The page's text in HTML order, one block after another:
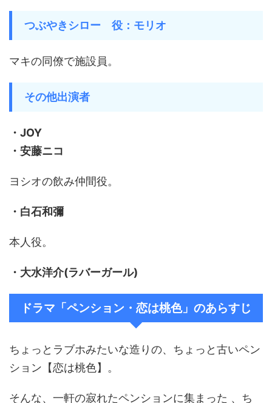
つぶやきシロー 役：モリオ
マキの同僚で施設員。
その他出演者
・JOY
・安藤ニコ
ヨシオの飲み仲間役。
・白石和彌
本人役。
・大水洋介(ラバーガール)
ドラマ「ペンション・恋は桃色」のあらすじ
ちょっとラブホみたいな造りの、ちょっと古いペン
ション【恋は桃色】。
そんな、一軒の寂れたペンションに集まった 、ち